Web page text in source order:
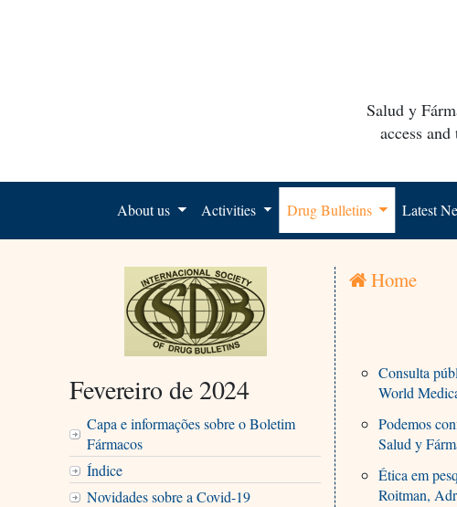
Salud y
access
About us Activities Drug Bulletins Latest
Fevereiro de 2024
Capa e informações sobre o Boletim
Fármacos
Índice
Novidades sobre a Covid-19
Home
Consulta
World
Podemos
Salud y
Ética em
Roitman,